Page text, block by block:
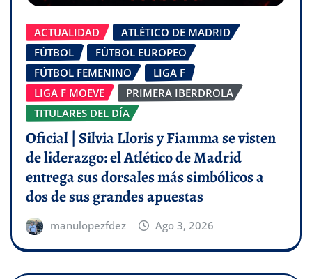
ACTUALIDAD
ATLÉTICO DE MADRID
FÚTBOL
FÚTBOL EUROPEO
FÚTBOL FEMENINO
LIGA F
LIGA F MOEVE
PRIMERA IBERDROLA
TITULARES DEL DÍA
Oficial | Silvia Lloris y Fiamma se visten
de liderazgo: el Atlético de Madrid
entrega sus dorsales más simbólicos a
dos de sus grandes apuestas
manulopezfdez Ago 3, 2026